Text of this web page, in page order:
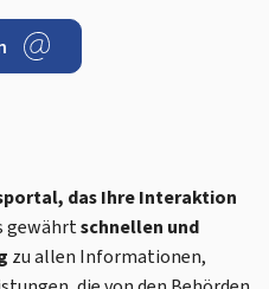
das Ihre Interaktion
gewährtschnellen und
zu allen Informationen,